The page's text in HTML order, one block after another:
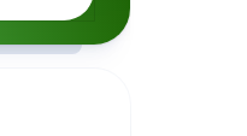
Surat